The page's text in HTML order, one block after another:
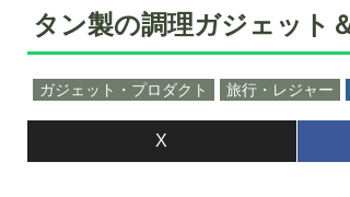
タン製の調理ガジェット
ガジェット・プロダクト 旅行・レジャー
X